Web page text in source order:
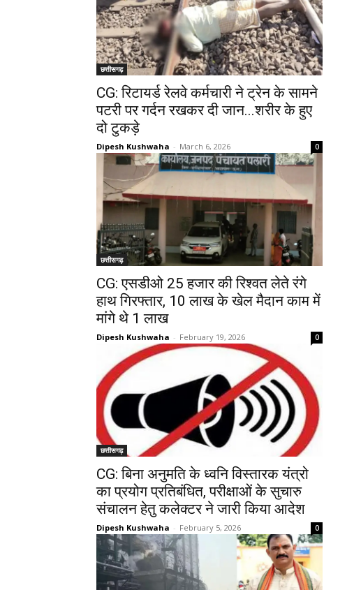
छत्तीसगढ़
CG: रिटायर्ड रेलवे कर्मचारी ने ट्रेन के सामने
पटरी पर गर्दन रखकर दी जान...शरीर के हुए
दो टुकड़े
Dipesh Kushwaha - March 6, 2026 0
छत्तीसगढ़
CG: एसडीओ 25 हजार की रिश्वत लेते रंगे
हाथ गिरफ्तार, 10 लाख के खेल मैदान काम में
मांगे थे 1 लाख
Dipesh Kushwaha - February 19, 2026 0
छत्तीसगढ़
CG: बिना अनुमति के ध्वनि विस्तारक यंत्रो
का प्रयोग प्रतिबंधित, परीक्षाओं के सुचारु
संचालन हेतु कलेक्टर ने जारी किया आदेश
Dipesh Kushwaha - February 5, 2026 0